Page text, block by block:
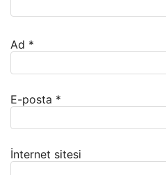
Ad *
E-posta *
İnternet sitesi